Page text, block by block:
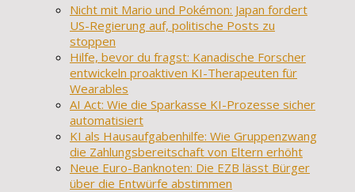
Nicht mit Mario und Pokémon: Japan fordert
US-Regierung auf, politische Posts zu
stoppen
Hilfe, bevor du fragst: Kanadische Forscher
entwickeln proaktiven KI-Therapeuten für
Wearables
AI Act: Wie die Sparkasse KI-Prozesse sicher
automatisiert
KI als Hausaufgabenhilfe: Wie Gruppenzwang
die Zahlungsbereitschaft von Eltern erhöht
Neue Euro-Banknoten: Die EZB lässt Bürger
über die Entwürfe abstimmen